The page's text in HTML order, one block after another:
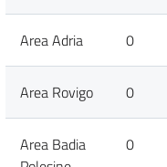
Area Adria 0
Area Rovigo 0
Area Badia
0